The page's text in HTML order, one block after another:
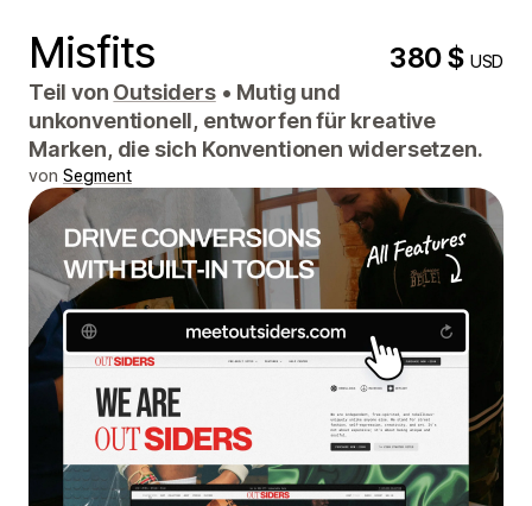
Misfits 380 $USD
Teil von Outsiders • Mutig und
unkonventionell, entworfen für kreative
Marken, die sich Konventionen widersetzen.
von Segment